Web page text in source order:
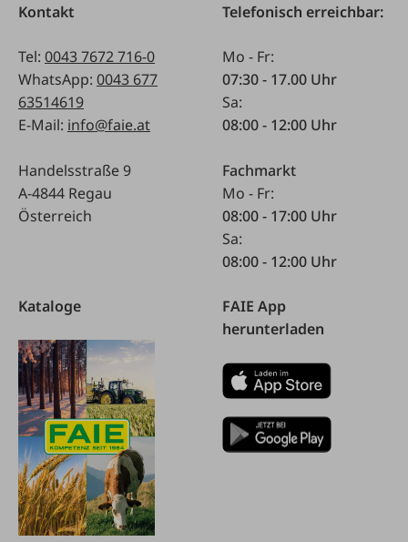
Kontakt
Tel: 0043 7672 716-0
WhatsApp: 0043 677
63514619
E-Mail: info@faie.at
Handelsstraße 9
A-4844 Regau
Österreich
Telefonisch erreichbar:
Mo - Fr:
07:30 - 17.00 Uhr
Sa:
08:00 - 12:00 Uhr
Fachmarkt
Mo - Fr:
08:00 - 17:00 Uhr
Sa:
08:00 - 12:00 Uhr
Kataloge
FAIE App
herunterladen